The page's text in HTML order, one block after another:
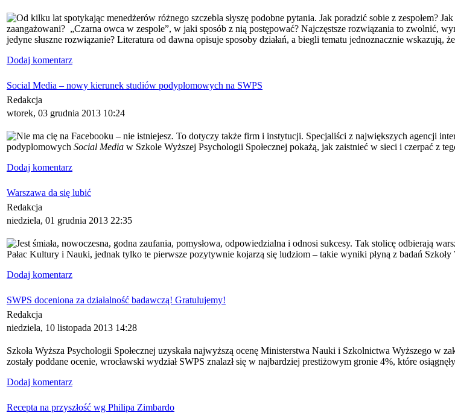
Od kilku lat spotykając menedżerów różnego szczebla słyszę podobne pytania. Jak poradzić sobie z zespołem?
zaangażowani? „Czarna owca w zespole”, w jaki sposób z nią postępować? Najczęstsze rozwiązania to zwolnić,
jedyne słuszne rozwiązanie? Literatura od dawna opisuje sposoby działań, a biegli tematu jednoznacznie wskazują,
Dodaj komentarz
Social Media – nowy kierunek studiów podyplomowych na SWPS
Redakcja
wtorek, 03 grudnia 2013 10:24
Nie ma cię na Facebooku – nie istniejesz. To dotyczy także firm i instytucji. Specjaliści z największych agencji
podyplomowych Social Media w Szkole Wyższej Psychologii Społecznej pokażą, jak zaistnieć w sieci i czerpać z
Dodaj komentarz
Warszawa da się lubić
Redakcja
niedziela, 01 grudnia 2013 22:35
Jest śmiała, nowoczesna, godna zaufania, pomysłowa, odpowiedzialna i odnosi sukcesy. Tak stolicę odbierają
Pałac Kultury i Nauki, jednak tylko te pierwsze pozytywnie kojarzą się ludziom – takie wyniki płyną z badań Szkoły
Dodaj komentarz
SWPS doceniona za działalność badawczą! Gratulujemy!
Redakcja
niedziela, 10 listopada 2013 14:28
Szkoła Wyższa Psychologii Społecznej uzyskała najwyższą ocenę Ministerstwa Nauki i Szkolnictwa Wyższego w
zostały poddane ocenie, wrocławski wydział SWPS znalazł się w najbardziej prestiżowym gronie 4%, które
Dodaj komentarz
Recepta na przyszłość wg Philipa Zimbardo